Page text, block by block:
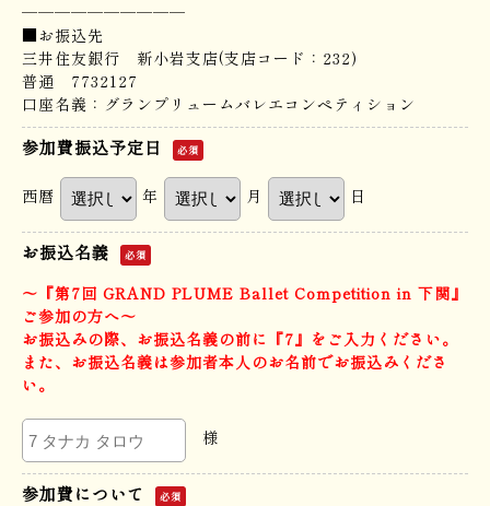
──────────
■お振込先
三井住友銀行 新小岩支店(支店コード：232)
普通 7732127
口座名義：グランプリュームバレエコンペティション
参加費振込予定日 必須
西暦 年 月 日
お振込名義 必須
〜『第7回 GRAND PLUME Ballet Competition in 下関』
ご参加の方へ〜
お振込みの際、お振込名義の前に『7』をご入力ください。
また、お振込名義は参加者本人のお名前でお振込みくださ
い。
様
参加費について 必須